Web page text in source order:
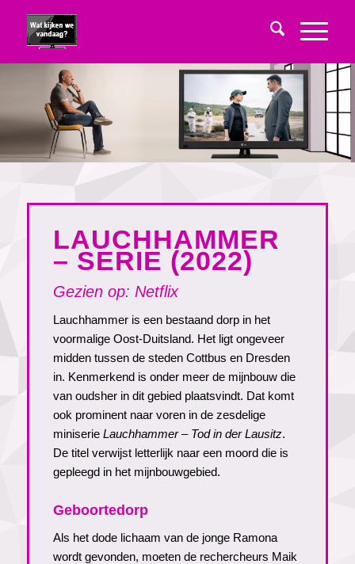
LAUCHHAMMER
– SERIE (2022)
Gezien op: Netflix
Lauchhammer is een bestaand dorp in het
voormalige Oost-Duitsland. Het ligt ongeveer
midden tussen de steden Cottbus en Dresden
in. Kenmerkend is onder meer de mijnbouw die
van oudsher in dit gebied plaatsvindt. Dat komt
ook prominent naar voren in de zesdelige
miniserie Lauchhammer – Tod in der Lausitz.
De titel verwijst letterlijk naar een moord die is
gepleegd in het mijnbouwgebied.
Geboortedorp
Als het dode lichaam van de jonge Ramona
wordt gevonden, moeten de rechercheurs Maik